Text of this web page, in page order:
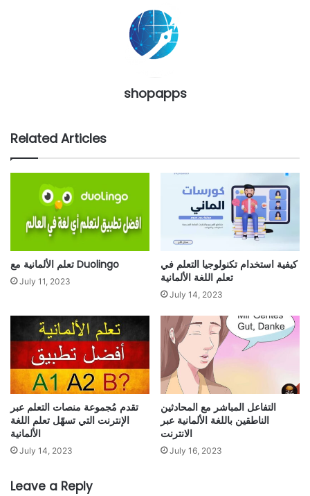
shopapps
Related Articles
تعلم الألمانية مع Duolingo
July 11, 2023
كيفية استخدام تكنولوجيا التعلم في
تعلم اللغة الألمانية
July 14, 2023
تقدم مُجموعة منصات التعلم عبر
الإنترنت التي تسهّل تعلم اللغة
الألمانية
July 14, 2023
التفاعل المباشر مع المحادثين
الناطقين باللغة الألمانية عبر
الانترنت
July 16, 2023
Leave a Reply